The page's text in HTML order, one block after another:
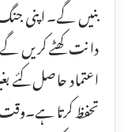
بنیں گے۔ اپنی
دانت کھٹے کریں
اعتماد حاصل کئے
تحفظ کرتا ہے۔وقت